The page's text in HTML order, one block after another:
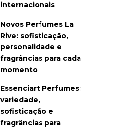
internacionais
Novos Perfumes La
Rive: sofisticação,
personalidade e
fragrâncias para cada
momento
Essenciart Perfumes:
variedade,
sofisticação e
fragrâncias para